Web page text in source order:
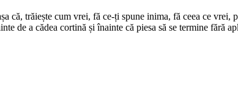
că, trăiește cum vrei, fă ce-ți spune inima, fă ceea ce vrei,
de a cădea cortină și înainte că piesa să se termine fără